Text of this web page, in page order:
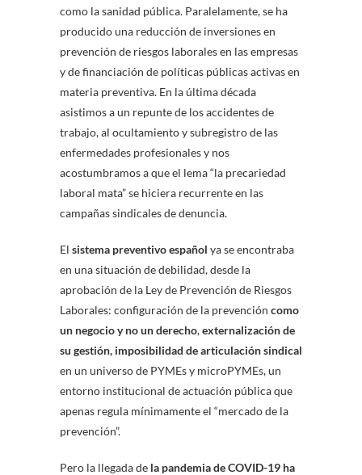
como la sanidad pública. Paralelamente, se ha
producido una reducción de inversiones en
prevención de riesgos laborales en las empresas
y de financiación de políticas públicas activas en
materia preventiva. En la última década
asistimos a un repunte de los accidentes de
trabajo, al ocultamiento y subregistro de las
enfermedades profesionales y nos
acostumbramos a que el lema “la precariedad
laboral mata” se hiciera recurrente en las
campañas sindicales de denuncia.
El sistema preventivo español ya se encontraba
en una situación de debilidad, desde la
aprobación de la Ley de Prevención de Riesgos
Laborales: configuración de la prevención como
un negocio y no un derecho,externalización de
su gestión, imposibilidad de articulación sindical
en un universo de PYMEs y microPYMEs, un
entorno institucional de actuación pública que
apenas regula mínimamente el “mercado de la
prevención”.
Pero la llegada de la pandemia de COVID-19 ha